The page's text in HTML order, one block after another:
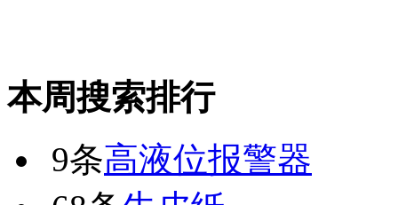
本周搜索排行
9条高液位报警器